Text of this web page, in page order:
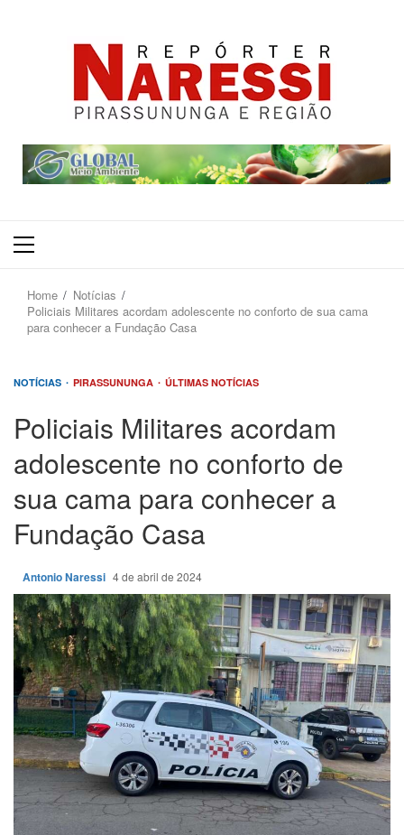
Primary
Home
Notícias
Policiais Militares acordam adolescente no conforto de sua cama
para conhecer a Fundação Casa
NOTÍCIAS PIRASSUNUNGA ÚLTIMAS NOTÍCIAS
Policiais Militares acordam
adolescente no conforto de
sua cama para conhecer a
Fundação Casa
Antonio Naressi 4 de abril de 2024